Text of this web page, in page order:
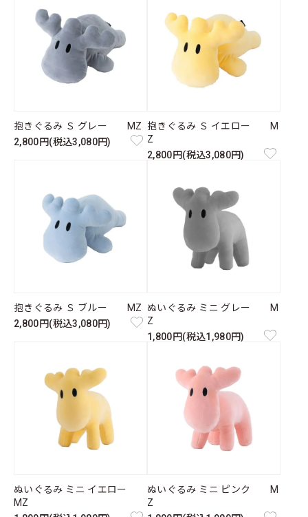
抱きぐるみ Ｓ グレー MZ
2,800円(税込3,080円)
抱きぐるみ Ｓ イエロー M
Z
2,800円(税込3,080円)
抱きぐるみ Ｓ ブルー MZ
2,800円(税込3,080円)
ぬいぐるみ ミニ グレー M
Z
1,800円(税込1,980円)
ぬいぐるみ ミニ イエロー
MZ
ぬいぐるみ ミニ ピンク M
Z